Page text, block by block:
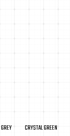
CRYSTAL GREEN